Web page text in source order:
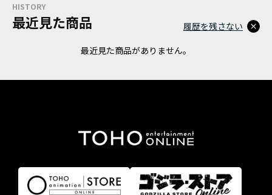
HISTORY
最近見た商品
最近見た商品がありません。
履歴を残さない